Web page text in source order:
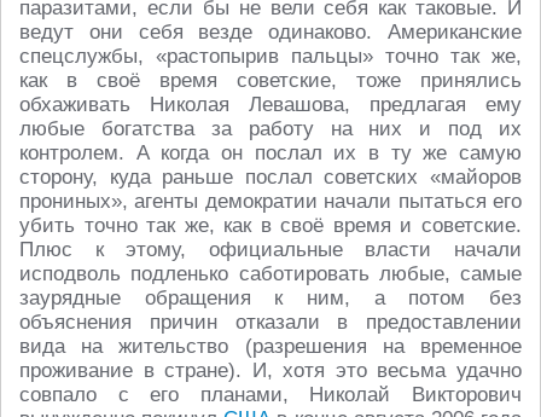
паразитами, если бы не вели себя как таковые. И
ведут они себя везде одинаково. Американские
спецслужбы, «растопырив пальцы» точно так же,
как в своё время советские, тоже принялись
обхаживать Николая Левашова, предлагая ему
любые богатства за работу на них и под их
контролем. А когда он послал их в ту же самую
сторону, куда раньше послал советских «майоров
прониных», агенты демократии начали пытаться его
убить точно так же, как в своё время и советские.
Плюс к этому, официальные власти начали
исподволь подленько саботировать любые, самые
заурядные обращения к ним, а потом без
объяснения причин отказали в предоставлении
вида на жительство (разрешения на временное
проживание в стране). И, хотя это весьма удачно
совпало с его планами, Николай Викторович